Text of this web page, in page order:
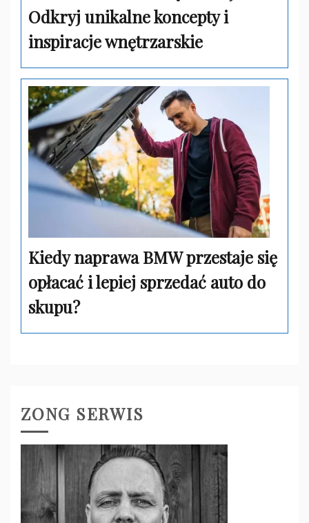
Odkryj unikalne koncepty i
inspiracje wnętrzarskie
Kiedy naprawa BMW przestaje się
opłacać i lepiej sprzedać auto do
skupu?
ZONG SERWIS